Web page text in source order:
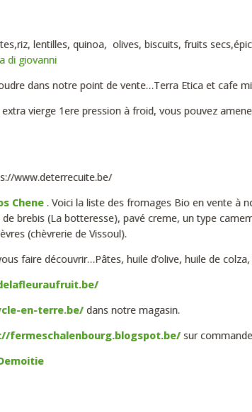
lentilles, quinoa, olives, biscuits, fruits
di giovanni
dans notre point de vente…Terra Etica et cafe
extra vierge 1ere pression à froid, vous pouvez
www.deterrecuite.be/
Chene . Voici la liste des fromages Bio en vente à
brebis (La botteresse), pavé creme, un type
(chèvrerie de Vissoul).
faire découvrir…Pâtes, huile d’olive, huile de
en-terre.be/ dans notre magasin.
fermeschalenbourg.blogspot.be/ sur